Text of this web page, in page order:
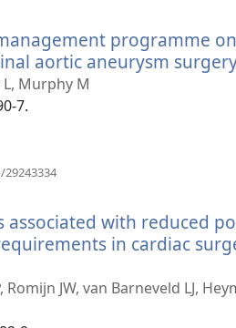
janela)
programme
aortic aneurysm
Murphy M
7.
janela)
associated with reduced
in cardiac
JW, van Barneveld LJ,